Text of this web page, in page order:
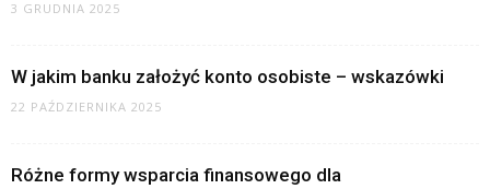
3 GRUDNIA 2025
W jakim banku założyć konto osobiste – wskazówki
22 PAŹDZIERNIKA 2025
Różne formy wsparcia finansowego dla